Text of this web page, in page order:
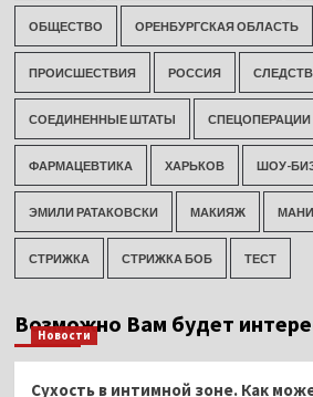
ОБЩЕСТВО ОРЕНБУРГСКАЯ ОБЛАСТЬ
ПРОИСШЕСТВИЯ РОССИЯ
СОЕДИНЕННЫЕ ШТАТЫ СПЕЦОПЕРАЦИИ
ФАРМАЦЕВТИКА ХАРЬКОВ ШОУ-
ЭМИЛИ РАТАКОВСКИ МАКИЯЖ
СТРИЖКА СТРИЖКА БОБ ТЕСТ
Возможно Вам будет
Новости
Сухость в интимной зоне. Как